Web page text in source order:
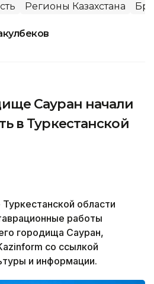
Регионы Казахстана
Сауран начали
в Туркестанской
области
работы
городища Сауран,
со ссылкой
и информации.